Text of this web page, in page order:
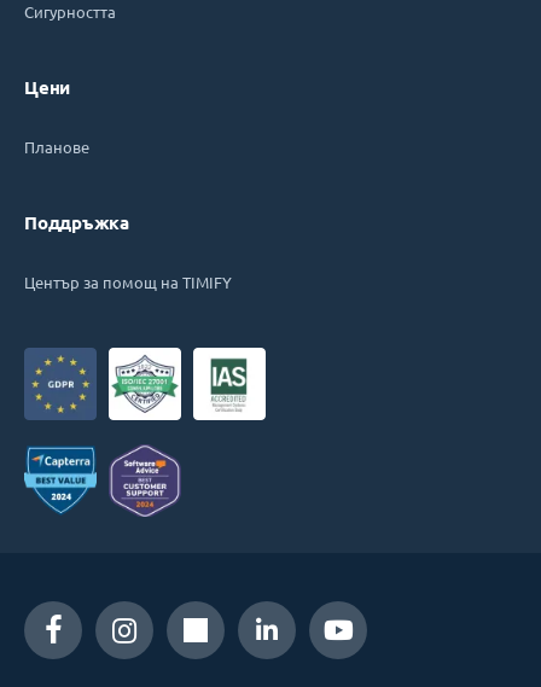
Сигурността
Цени
Планове
Поддръжка
Център за помощ на TIMIFY